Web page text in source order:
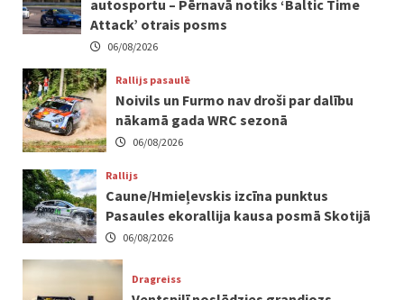
autosportu – Pērnavā notiks ‘Baltic Time
Attack’ otrais posms
06/08/2026
Rallijs pasaulē
Noivils un Furmo nav droši par dalību
nākamā gada WRC sezonā
06/08/2026
Rallijs
Caune/Hmieļevskis izcīna punktus
Pasaules ekorallija kausa posmā Skotijā
06/08/2026
Dragreiss